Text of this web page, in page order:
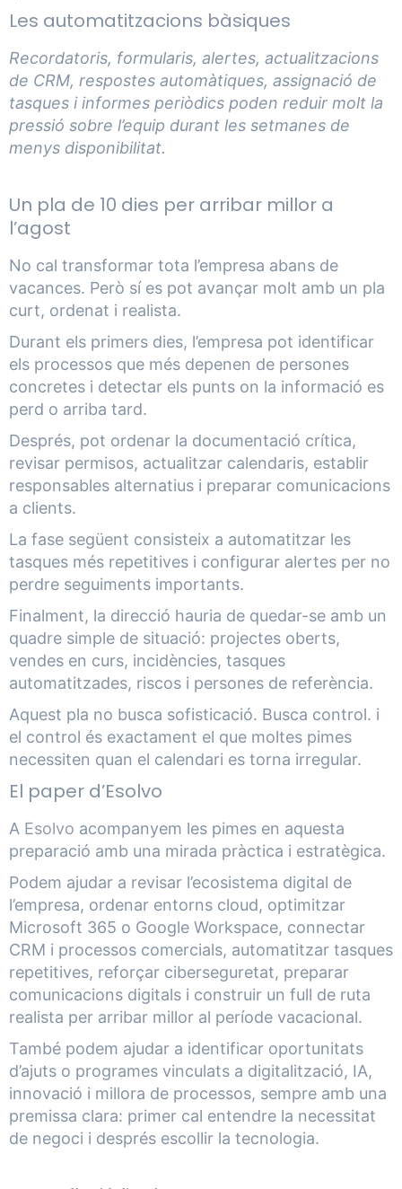
Les automatitzacions bàsiques
Recordatoris, formularis, alertes, actualitzacions
de CRM, respostes automàtiques, assignació de
tasques i informes periòdics poden reduir molt la
pressió sobre l’equip durant les setmanes de
menys disponibilitat.
Un pla de 10 dies per arribar millor a
l’agost
No cal transformar tota l’empresa abans de
vacances. Però sí es pot avançar molt amb un pla
curt, ordenat i realista.
Durant els primers dies, l’empresa pot identificar
els processos que més depenen de persones
concretes i detectar els punts on la informació es
perd o arriba tard.
Després, pot ordenar la documentació crítica,
revisar permisos, actualitzar calendaris, establir
responsables alternatius i preparar comunicacions
a clients.
La fase següent consisteix a automatitzar les
tasques més repetitives i configurar alertes per no
perdre seguiments importants.
Finalment, la direcció hauria de quedar-se amb un
quadre simple de situació: projectes oberts,
vendes en curs, incidències, tasques
automatitzades, riscos i persones de referència.
Aquest pla no busca sofisticació. Busca control. i
el control és exactament el que moltes pimes
necessiten quan el calendari es torna irregular.
El paper d’Esolvo
A Esolvo acompanyem les pimes en aquesta
preparació amb una mirada pràctica i estratègica.
Podem ajudar a revisar l’ecosistema digital de
l’empresa, ordenar entorns cloud, optimitzar
Microsoft 365 o Google Workspace, connectar
CRM i processos comercials, automatitzar tasques
repetitives, reforçar ciberseguretat, preparar
comunicacions digitals i construir un full de ruta
realista per arribar millor al període vacacional.
També podem ajudar a identificar oportunitats
d’ajuts o programes vinculats a digitalització, IA,
innovació i millora de processos, sempre amb una
premissa clara: primer cal entendre la necessitat
de negoci i després escollir la tecnologia.